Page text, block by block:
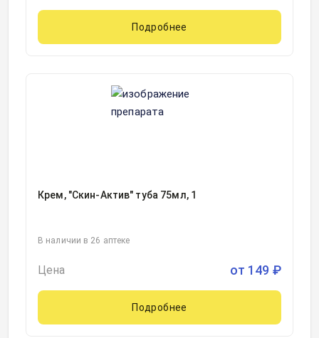
Подробнее
Крем, "Скин-Актив" туба 75мл, 1
В наличии в 26 аптеке
Цена от 149 ₽
Подробнее